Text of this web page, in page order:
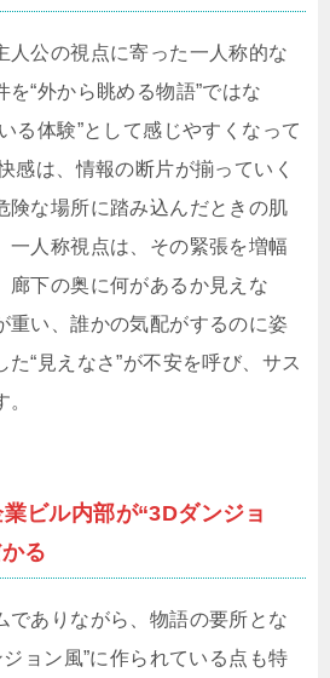
人公の視点に寄った一人称的な
を“外から眺める物語”ではな
る体験”として感じやすくなって
感は、情報の断片が揃っていく
険な場所に踏み込んだときの肌
一人称視点は、その緊張を増幅
廊下の奥に何があるか見えな
重い、誰かの気配がするのに姿
“見えなさ”が不安を呼び、サス
ビル内部が“3Dダンジョ
る
でありながら、物語の要所とな
ョン風”に作られている点も特